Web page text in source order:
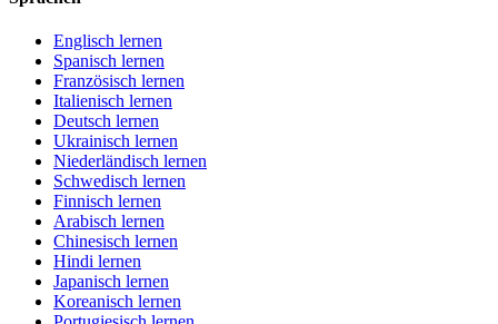
Englisch lernen
Spanisch lernen
Französisch lernen
Italienisch lernen
Deutsch lernen
Ukrainisch lernen
Niederländisch lernen
Schwedisch lernen
Finnisch lernen
Arabisch lernen
Chinesisch lernen
Hindi lernen
Japanisch lernen
Koreanisch lernen